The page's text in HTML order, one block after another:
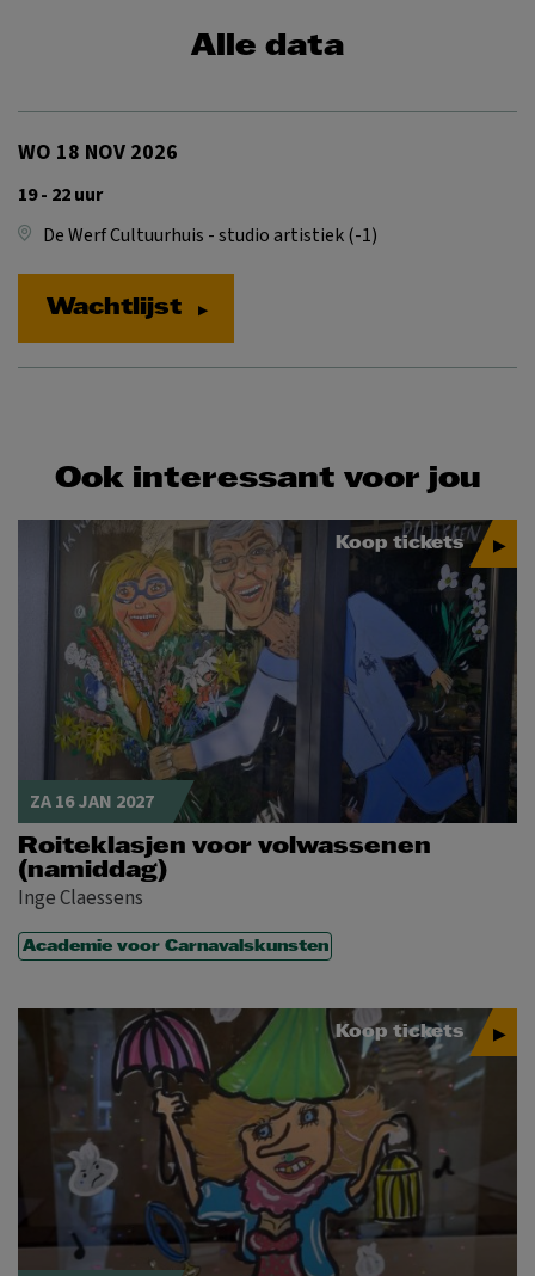
Alle data
WO 18 NOV 2026
19 - 22 uur
De Werf Cultuurhuis - studio artistiek (-1)
Wachtlijst
Ook interessant voor jou
Koop tickets
ZA 16 JAN 2027
Roiteklasjen voor volwassenen
(namiddag)
Inge Claessens
Academie voor Carnavalskunsten
Koop tickets